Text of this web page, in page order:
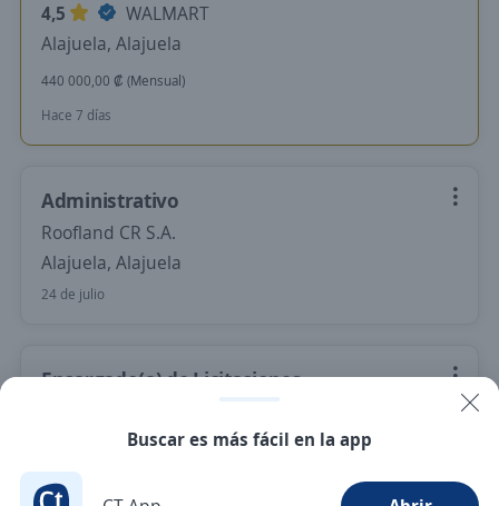
4,5
WALMART
Alajuela, Alajuela
440 000,00 ₡ (Mensual)
Hace 7 días
Administrativo
Roofland CR S.A.
Alajuela, Alajuela
24 de julio
Encargado(a) de Licitaciones
Heredia, Heredia
500 000,00 ₡ (Mensual)
Buscar es más fácil en la app